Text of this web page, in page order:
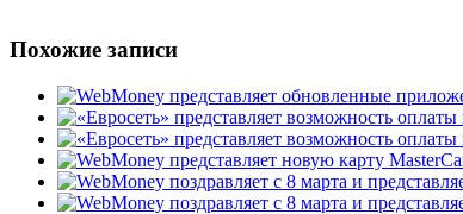
Похожие записи